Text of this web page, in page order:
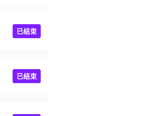
已结束
已结束